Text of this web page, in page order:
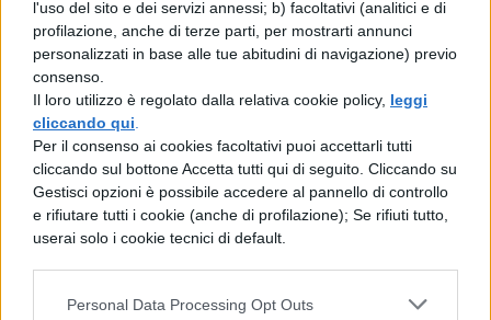
l'uso del sito e dei servizi annessi; b) facoltativi (analitici e di
profilazione, anche di terze parti, per mostrarti annunci
personalizzati in base alle tue abitudini di navigazione) previo
consenso.
Il loro utilizzo è regolato dalla relativa cookie policy, leggi
cliccando qui
Per il consenso ai cookies facoltativi puoi accettarli tutti
cliccando sul bottone Accetta tutti qui di seguito. Cliccando su
Gestisci opzioni è possibile accedere al pannello di controllo
e rifiutare tutti i cookie (anche di profilazione); Se rifiuti tutto,
userai solo i cookie tecnici di default.
Personal Data Processing Opt Outs
sapere quali siano gli argomenti più
gettonati, ma internet, in questo senso vi
viene in aiuto. Tenete conto che per
ogni materia non ci devono essere più di
dieci argomenti importanti. Mentre le
cose importanti le dovete sapere bene,
gli argomenti meno importanti potrete
studiarli da un compendio.